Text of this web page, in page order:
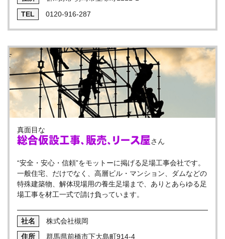
0120-916-287
真面目な
総合仮設工事、販売、リース屋さん
“安全・安心・信頼”をモットーに掲げる足場工事会社です。
一般住宅、だけでなく、高層ビル・マンション、ダムなどの
特殊建築物、解体現場用の養生足場まで、ありとあらゆる足
場工事を材工一式で請け負っています。
株式会社槻岡
群馬県前橋市下大島町914-4